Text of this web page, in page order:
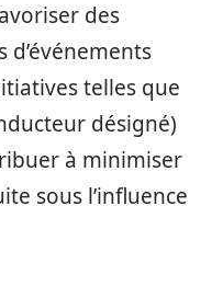
des
telles que
désigné)
à minimiser
sous l’influence